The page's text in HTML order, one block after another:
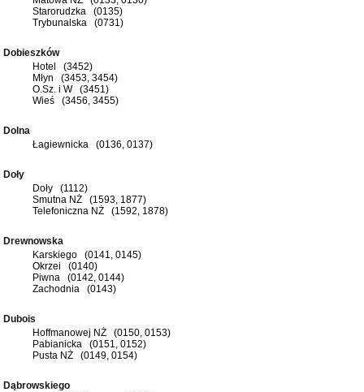
Starorudzka (0135)
Trybunalska (0731)
Dobieszków
Hotel (3452)
Młyn (3453, 3454)
O.Sz. i W (3451)
Wieś (3456, 3455)
Dolna
Łagiewnicka (0136, 0137)
Doły
Doły (1112)
Smutna NŻ (1593, 1877)
Telefoniczna NŻ (1592, 1878)
Drewnowska
Karskiego (0141, 0145)
Okrzei (0140)
Piwna (0142, 0144)
Zachodnia (0143)
Dubois
Hoffmanowej NŻ (0150, 0153)
Pabianicka (0151, 0152)
Pusta NŻ (0149, 0154)
Dąbrowskiego